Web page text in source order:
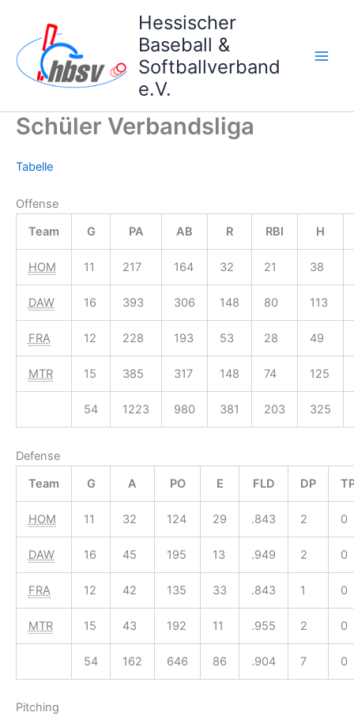
springen
Hessischer
Baseball &
Softballverband
e.V.
Schüler Verbandsliga
Tabelle
Offense
Team
G PA AB R RBI H
HOM 11 217 164 32 21 38
DAW 16 393 306 148 80 113
FRA 12 228 193 53 28 49
MTR 15 385 317 148 74 125
54 1223 980 381 203 325
Defense
Team
G A PO E FLD DP
HOM 11 32 124 29 .843 2 0
DAW 16 45 195 13 .949 2 0
FRA 12 42 135 33 .843 1 0
MTR 15 43 192 11 .955 2 0
54 162 646 86 .904 7 0
Pitching